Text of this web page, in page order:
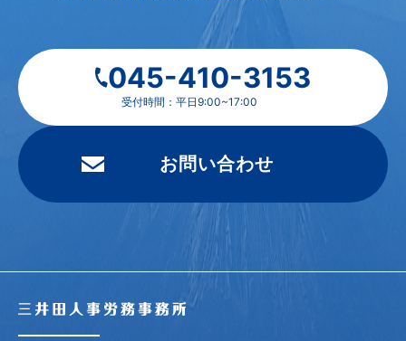
045-410-3153
受付時間：平日9:00~17:00
お問い合わせ